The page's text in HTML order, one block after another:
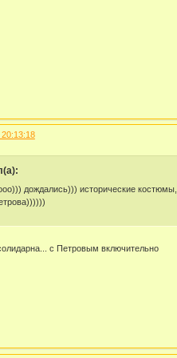
дождались))) исторические
с Петровым включительно